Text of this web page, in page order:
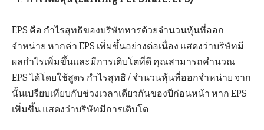
EPS คือ กำไรสุทธิของบริษัทหารด้วยจำนวนหุ้นที่ออก
จำหน่าย หากค่า EPS เพิ่มขึ้นอย่างต่อเนื่อง แสดงว่าบริษัทมี
ผลกำไรเพิ่มขึ้นและมีการเติบโตที่ดี คุณสามารถคำนวณ
EPS ได้โดยใช้สูตร กำไรสุทธิ / จำนวนหุ้นที่ออกจำหน่าย จาก
นั้นเปรียบเทียบกับช่วงเวลาเดียวกันของปีก่อนหน้า หาก EPS
เพิ่มขึ้น แสดงว่าบริษัทมีการเติบโต